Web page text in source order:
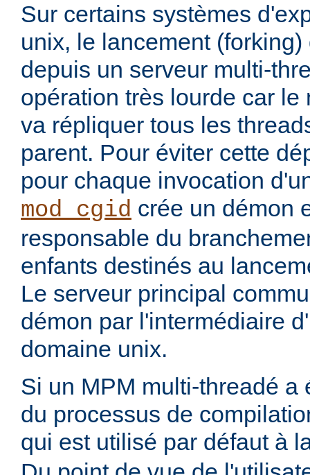
Sur certains systèmes
unix, le lancement
depuis un serveur multi-
opération très lourde car
va répliquer tous les
parent. Pour éviter cette
pour chaque invocation
mod_cgid crée un démon
responsable du
enfants destinés au
Le serveur principal
démon par l'intermédiaire
domaine unix.
Si un MPM multi-threadé a
du processus de
qui est utilisé par défaut à